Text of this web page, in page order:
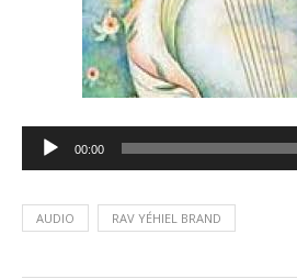
Lecteur
audio
00:00
AUDIO RAV YÉHIEL BRAND